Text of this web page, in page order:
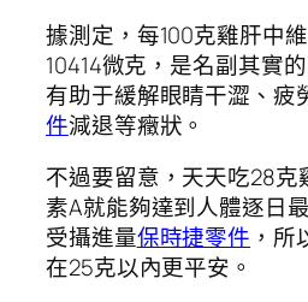
據測定，每100克雞肝中
10414微克，是名副其實
有助于緩解眼睛干澀、疲
件減退等癥狀。
不過要留意，天天吃28克
素A就能夠達到人體逐日
受攝進量保時捷零件 ，
在25克以內更平安。